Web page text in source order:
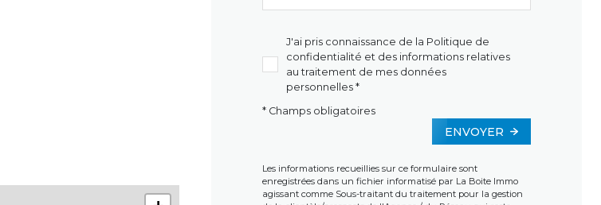
J'ai pris connaissance de la Politique de
confidentialité et des informations relatives
au traitement de mes données
personnelles *
* Champs obligatoires
ENVOYER
Les informations recueillies sur ce formulaire sont
enregistrées dans un fichier informatisé par La Boite Immo
agissant comme Sous-traitant du traitement pour la gestion